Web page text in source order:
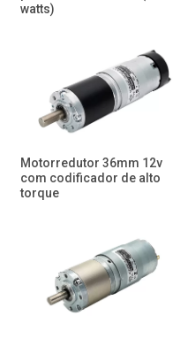
watts)
Motorredutor 36mm 12v
com codificador de alto
torque